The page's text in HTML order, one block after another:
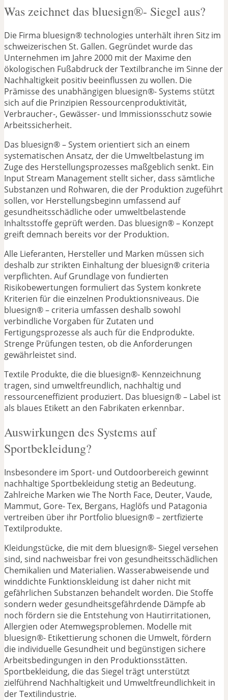
Was zeichnet das bluesign®- Siegel aus?
Die Firma bluesign® technologies unterhält ihren Sitz im
schweizerischen St. Gallen. Gegründet wurde das
Unternehmen im Jahre 2000 mit der Maxime den
ökologischen Fußabdruck der Textilbranche im Sinne der
Nachhaltigkeit positiv beeinflussen zu wollen. Die
Prämisse des unabhängigen bluesign®- Systems stützt
sich auf die Prinzipien Ressourcenproduktivität,
Verbraucher-, Gewässer- und Immissionsschutz sowie
Arbeitssicherheit.
Das bluesign® – System orientiert sich an einem
systematischen Ansatz, der die Umweltbelastung im
Zuge des Herstellungsprozesses maßgeblich senkt. Ein
Input Stream Management stellt sicher, dass sämtliche
Substanzen und Rohwaren, die der Produktion zugeführt
sollen, vor Herstellungsbeginn umfassend auf
gesundheitsschädliche oder umweltbelastende
Inhaltsstoffe geprüft werden. Das bluesign® – Konzept
greift demnach bereits vor der Produktion.
Alle Lieferanten, Hersteller und Marken müssen sich
deshalb zur strikten Einhaltung der bluesign® criteria
verpflichten. Auf Grundlage von fundierten
Risikobewertungen formuliert das System konkrete
Kriterien für die einzelnen Produktionsniveaus. Die
bluesign® – criteria umfassen deshalb sowohl
verbindliche Vorgaben für Zutaten und
Fertigungsprozesse als auch für die Endprodukte.
Strenge Prüfungen testen, ob die Anforderungen
gewährleistet sind.
Textile Produkte, die die bluesign®- Kennzeichnung
tragen, sind umweltfreundlich, nachhaltig und
ressourceneffizient produziert. Das bluesign® – Label ist
als blaues Etikett an den Fabrikaten erkennbar.
Auswirkungen des Systems auf
Sportbekleidung?
Insbesondere im Sport- und Outdoorbereich gewinnt
nachhaltige Sportbekleidung stetig an Bedeutung.
Zahlreiche Marken wie The North Face, Deuter, Vaude,
Mammut, Gore- Tex, Bergans, Haglöfs und Patagonia
vertreiben über ihr Portfolio bluesign® – zertfizierte
Textilprodukte.
Kleidungstücke, die mit dem bluesign®- Siegel versehen
sind, sind nachweisbar frei von gesundheitsschädlichen
Chemikalien und Materialien. Wasserabweisende und
winddichte Funktionskleidung ist daher nicht mit
gefährlichen Substanzen behandelt worden. Die Stoffe
sondern weder gesundheitsgefährdende Dämpfe ab
noch fördern sie die Entstehung von Hautirritationen,
Allergien oder Atemwegsproblemen. Modelle mit
bluesign®- Etikettierung schonen die Umwelt, fördern
die individuelle Gesundheit und begünstigen sichere
Arbeitsbedingungen in den Produktionsstätten.
Sportbekleidung, die das Siegel trägt unterstützt
zielführend Nachhaltigkeit und Umweltfreundlichkeit in
der Textilindustrie.